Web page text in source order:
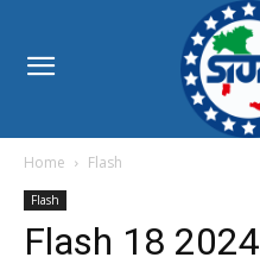
Home Flash
Flash
Flash 18 2024